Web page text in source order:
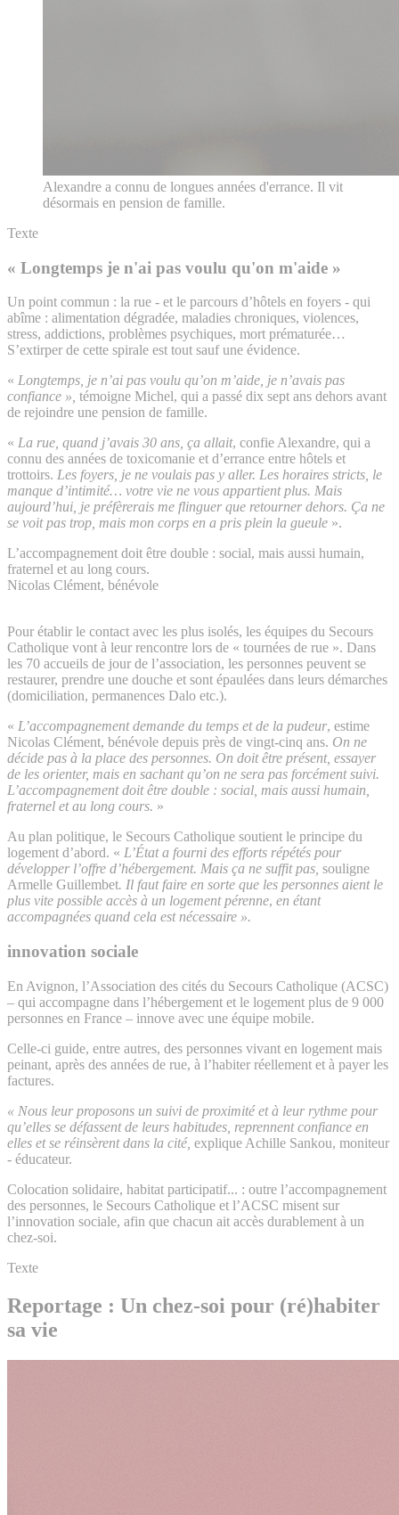
Alexandre a connu de longues années d'errance. Il vit
désormais en pension de famille.
Texte
« Longtemps je n'ai pas voulu qu'on m'aide »
Un point commun : la rue - et le parcours d’hôtels en foyers - qui
abîme : alimentation dégradée, maladies chroniques, violences,
stress, addictions, problèmes psychiques, mort prématurée…
S’extirper de cette spirale est tout sauf une évidence.
« Longtemps, je n’ai pas voulu qu’on m’aide, je n’avais pas
confiance », témoigne Michel, qui a passé dix sept ans dehors avant
de rejoindre une pension de famille.
« La rue, quand j’avais 30 ans, ça allait, confie Alexandre, qui a
connu des années de toxicomanie et d’errance entre hôtels et
trottoirs. Les foyers, je ne voulais pas y aller. Les horaires stricts, le
manque d’intimité… votre vie ne vous appartient plus. Mais
aujourd’hui, je préfèrerais me flinguer que retourner dehors. Ça ne
se voit pas trop, mais mon corps en a pris plein la gueule ».
L’accompagnement doit être double : social, mais aussi humain,
fraternel et au long cours.
Nicolas Clément, bénévole
Pour établir le contact avec les plus isolés, les équipes du Secours
Catholique vont à leur rencontre lors de « tournées de rue ». Dans
les 70 accueils de jour de l’association, les personnes peuvent se
restaurer, prendre une douche et sont épaulées dans leurs démarches
(domiciliation, permanences Dalo etc.).
« L’accompagnement demande du temps et de la pudeur, estime
Nicolas Clément, bénévole depuis près de vingt-cinq ans. On ne
décide pas à la place des personnes. On doit être présent, essayer
de les orienter, mais en sachant qu’on ne sera pas forcément suivi.
L’accompagnement doit être double : social, mais aussi humain,
fraternel et au long cours. »
Au plan politique, le Secours Catholique soutient le principe du
logement d’abord. « L’État a fourni des efforts répétés pour
développer l’offre d’hébergement. Mais ça ne suffit pas, souligne
Armelle Guillembet. Il faut faire en sorte que les personnes aient le
plus vite possible accès à un logement pérenne, en étant
accompagnées quand cela est nécessaire ».
innovation sociale
En Avignon, l’Association des cités du Secours Catholique (ACSC)
– qui accompagne dans l’hébergement et le logement plus de 9 000
personnes en France – innove avec une équipe mobile.
Celle-ci guide, entre autres, des personnes vivant en logement mais
peinant, après des années de rue, à l’habiter réellement et à payer les
factures.
« Nous leur proposons un suivi de proximité et à leur rythme pour
qu’elles se défassent de leurs habitudes, reprennent confiance en
elles et se réinsèrent dans la cité, explique Achille Sankou, moniteur
- éducateur.
Colocation solidaire, habitat participatif... : outre l’accompagnement
des personnes, le Secours Catholique et l’ACSC misent sur
l’innovation sociale, afin que chacun ait accès durablement à un
chez-soi.
Texte
Reportage : Un chez-soi pour (ré)habiter
sa vie